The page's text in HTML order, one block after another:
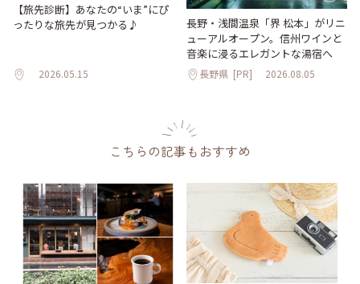
【旅先診断】あなたの“いま”にぴ
ったりな旅先が見つかる♪
2026.05.15
長野・浅間温泉「界 松本」がリニ
ューアルオープン。信州ワインと
音楽に浸るエレガントな湯宿へ
長野県 [PR] 2026.08.05
こちらの記事もおすすめ